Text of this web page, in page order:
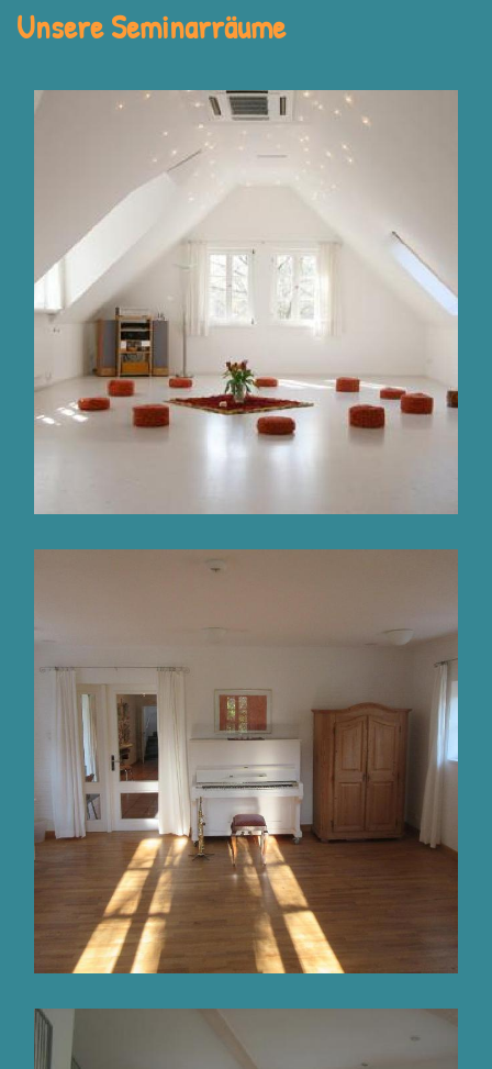
Unsere Seminarräume